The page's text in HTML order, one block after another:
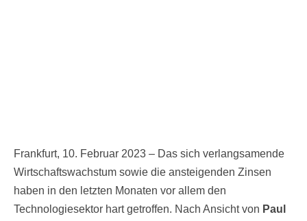
Frankfurt, 10. Februar 2023 – Das sich verlangsamende
Wirtschaftswachstum sowie die ansteigenden Zinsen
haben in den letzten Monaten vor allem den
Technologiesektor hart getroffen. Nach Ansicht von Paul